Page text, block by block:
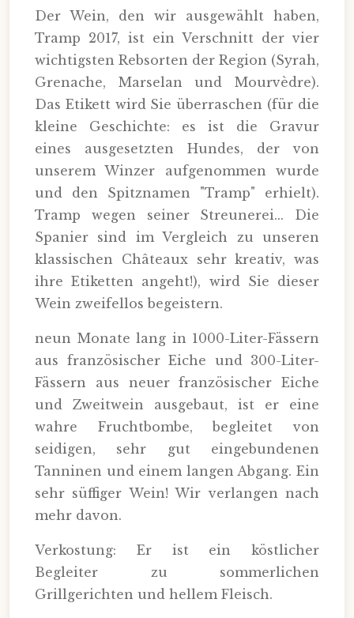
Der Wein, den wir ausgewählt haben,
Tramp 2017, ist ein Verschnitt der vier
wichtigsten Rebsorten der Region (Syrah,
Grenache, Marselan und Mourvèdre).
Das Etikett wird Sie überraschen (für die
kleine Geschichte: es ist die Gravur
eines ausgesetzten Hundes, der von
unserem Winzer aufgenommen wurde
und den Spitznamen "Tramp" erhielt).
Tramp wegen seiner Streunerei... Die
Spanier sind im Vergleich zu unseren
klassischen Châteaux sehr kreativ, was
ihre Etiketten angeht!), wird Sie dieser
Wein zweifellos begeistern.
neun Monate lang in 1000-Liter-Fässern
aus französischer Eiche und 300-Liter-
Fässern aus neuer französischer Eiche
und Zweitwein ausgebaut, ist er eine
wahre Fruchtbombe, begleitet von
seidigen, sehr gut eingebundenen
Tanninen und einem langen Abgang. Ein
sehr süffiger Wein! Wir verlangen nach
mehr davon.
Verkostung: Er ist ein köstlicher
Begleiter zu sommerlichen
Grillgerichten und hellem Fleisch.